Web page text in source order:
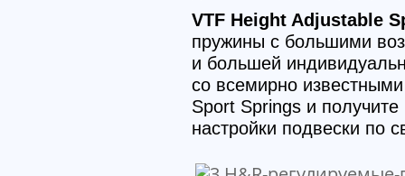
VTF Height Adjustable
пружины с большими
и большей
со всемирно
Sport Springs и
настройки подвески по